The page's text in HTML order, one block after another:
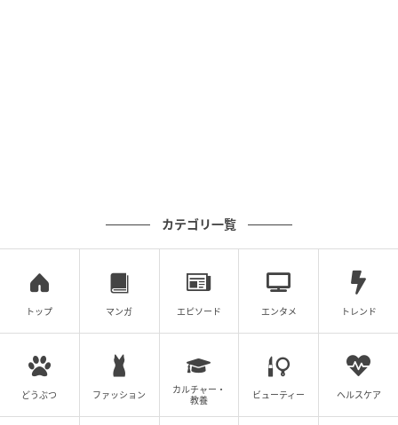
弦楽器や打楽器を使った活動では、子どもたちが自分
先生方からは「普段見られない子供たちの表情が見ら
れた」「保育のヒントになった」といった声が寄せら
カテゴリ一覧
トップ マンガ エピソード エンタメ トレンド
どうぶつ ファッション
カルチャー・
教養
ビューティー ヘルスケア